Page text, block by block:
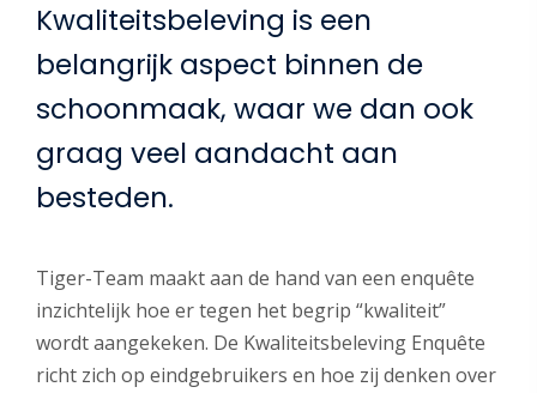
Kwaliteitsbeleving is een
belangrijk aspect binnen de
schoonmaak, waar we dan ook
graag veel aandacht aan
besteden.
Tiger-Team maakt aan de hand van een enquête
inzichtelijk hoe er tegen het begrip “kwaliteit”
wordt aangekeken. De Kwaliteitsbeleving Enquête
richt zich op eindgebruikers en hoe zij denken over